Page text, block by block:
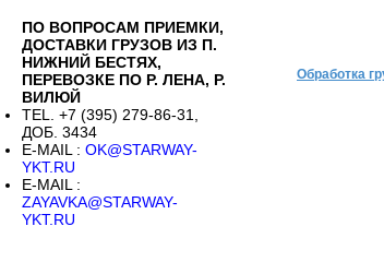
Обработка
ПО ВОПРОСАМ ПРИЕМКИ,
ДОСТАВКИ ГРУЗОВ ИЗ П.
НИЖНИЙ БЕСТЯХ,
ПЕРЕВОЗКЕ ПО Р. ЛЕНА, Р.
ВИЛЮЙ
TEL. +7 (395) 279-86-31,
ДОБ. 3434
E-MAIL : OK@STARWAY-
YKT.RU
E-MAIL :
ZAYAVKA@STARWAY-
YKT.RU